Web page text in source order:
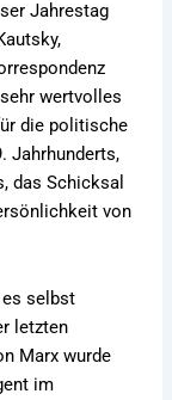
Jahrestag
wertvolles
die politische
Jahrhunderts,
das Schicksal
von
es selbst
letzten
Marx wurde
im